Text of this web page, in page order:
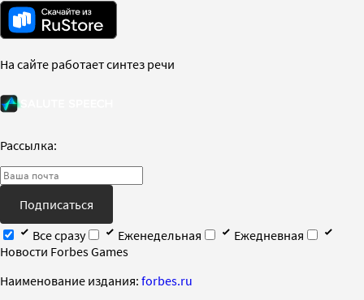
На сайте работает синтез речи
Рассылка:
Подписаться
Все сразу
Еженедельная
Ежедневная
Новости Forbes Games
Наименование издания: forbes.ru